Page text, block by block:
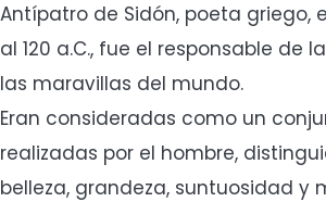
Antípatro de Sidón, poeta griego,
al 120 a.C., fue el responsable de
las maravillas del mundo.
Eran consideradas como un
realizadas por el hombre,
belleza, grandeza, suntuosidad y